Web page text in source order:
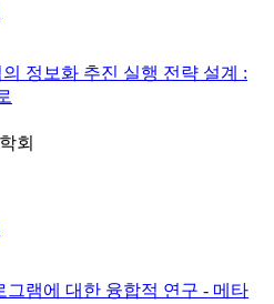
정보화 추진 실행 전략 설계 :
회
그램에 대한 융합적 연구 - 메타